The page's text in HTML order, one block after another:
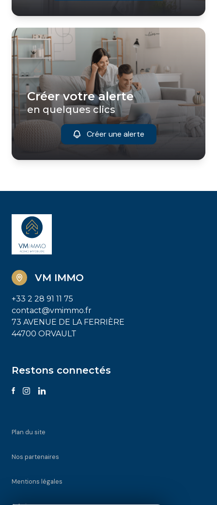
Créer votre alerte
en quelques clics
Créer une alerte
VM IMMO
+33 2 28 91 11 75
contact@vmimmo.fr
73 AVENUE DE LA FERRIÈRE
44700 ORVAULT
Restons connectés
Plan du site
Nos partenaires
Mentions légales